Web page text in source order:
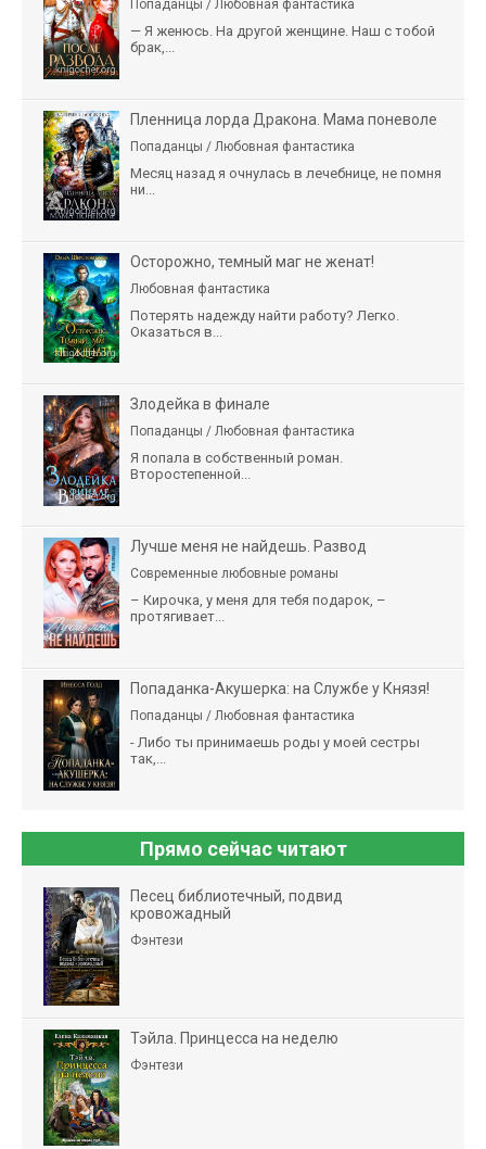
Попаданцы / Любовная фантастика
— Я женюсь. На другой женщине. Наш с тобой
брак,...
Пленница лорда Дракона. Мама поневоле
Попаданцы / Любовная фантастика
Месяц назад я очнулась в лечебнице, не помня
ни...
Осторожно, темный маг не женат!
Любовная фантастика
Потерять надежду найти работу? Легко.
Оказаться в...
Злодейка в финале
Попаданцы / Любовная фантастика
Я попала в собственный роман.
Второстепенной...
Лучше меня не найдешь. Развод
Современные любовные романы
– Кирочка, у меня для тебя подарок, –
протягивает...
Попаданка-Акушерка: на Службе у Князя!
Попаданцы / Любовная фантастика
- Либо ты принимаешь роды у моей сестры
так,...
Прямо сейчас читают
Песец библиотечный, подвид
кровожадный
Фэнтези
Тэйла. Принцесса на неделю
Фэнтези